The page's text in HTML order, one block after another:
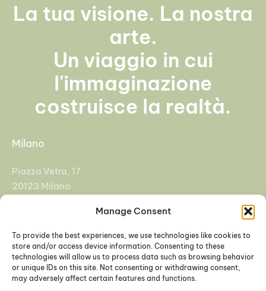
Manage Consent
To provide the best experiences, we use technologies like cookies to
store and/or access device information. Consenting to these
technologies will allow us to process data such as browsing behavior
or unique IDs on this site. Not consenting or withdrawing consent,
may adversely affect certain features and functions.
La tua visione. La nostra
arte.
Un viaggio in cui
l'immaginazione
costruisce la realtà.
Milano
Piazza Vetra, 17
20123 Milano
Padova